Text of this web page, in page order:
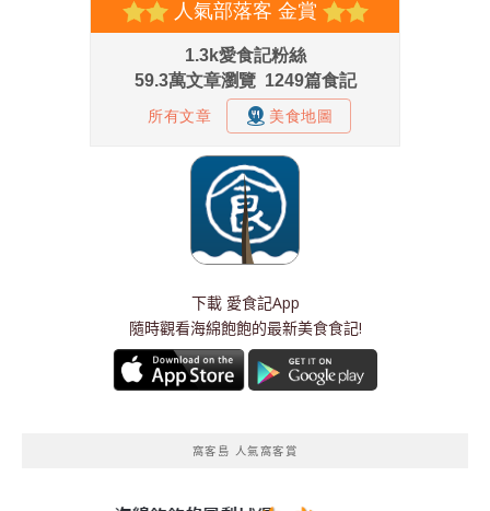
下載 愛食記App
隨時觀看海綿飽飽的最新美食食記!
窩客島 人氣窩客賞